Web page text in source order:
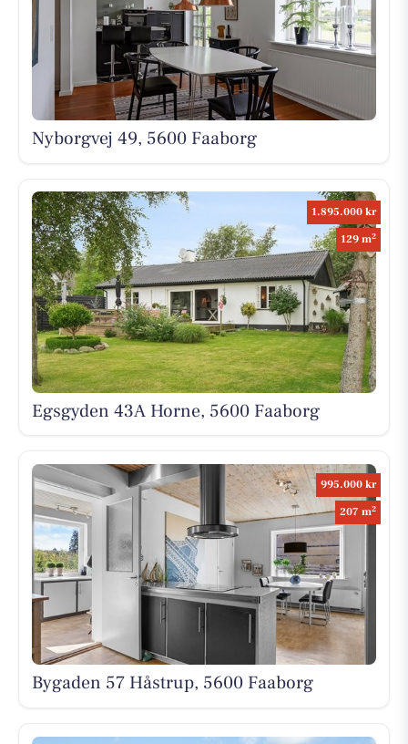
Nyborgvej 49, 5600 Faaborg
1.895.000 kr
129 m2
Egsgyden 43A Horne, 5600 Faaborg
995.000 kr
207 m2
Bygaden 57 Håstrup, 5600 Faaborg